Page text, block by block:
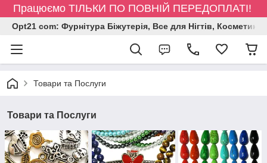
Працюємо ТІЛЬКИ ПО ПОВНІЙ ПЕРЕДОПЛАТІ!
Opt21 com: Фурнітура Біжутерія, Все для Нігтів, Косметика
Товари та Послуги
Товари та Послуги